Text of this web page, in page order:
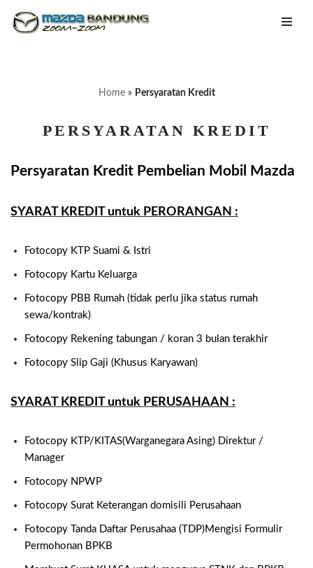
Home» Persyaratan Kredit
PERSYARATAN KREDIT
Persyaratan Kredit Pembelian Mobil Mazda
SYARAT KREDIT untuk PERORANGAN :
Fotocopy KTP Suami & Istri
Fotocopy Kartu Keluarga
Fotocopy PBB Rumah (tidak perlu jika status rumah
sewa/kontrak)
Fotocopy Rekening tabungan / koran 3 bulan terakhir
Fotocopy Slip Gaji (Khusus Karyawan)
SYARAT KREDIT untuk PERUSAHAAN :
Fotocopy KTP/KITAS(Warganegara Asing) Direktur /
Manager
Fotocopy NPWP
Fotocopy Surat Keterangan domisili Perusahaan
Fotocopy Tanda Daftar Perusahaa (TDP)Mengisi Formulir
Permohonan BPKB